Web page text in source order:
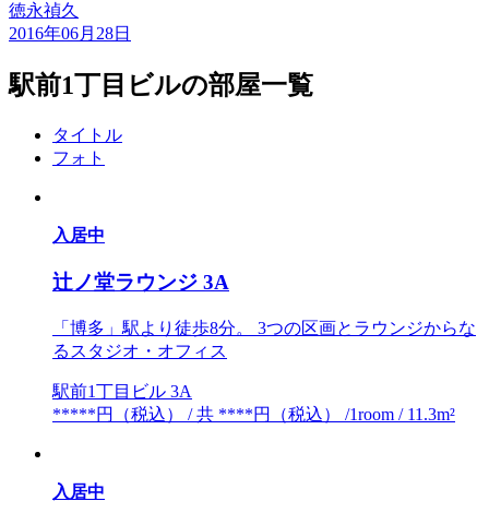
徳永禎久
2016年06月28日
駅前1丁目ビルの部屋一覧
タイトル
フォト
入居中
辻ノ堂ラウンジ 3A
「博多」駅より徒歩8分。 3つの区画とラウンジからな
るスタジオ・オフィス
駅前1丁目ビル 3A
*****円（税込） / 共 ****円（税込） /1room / 11.3m²
入居中